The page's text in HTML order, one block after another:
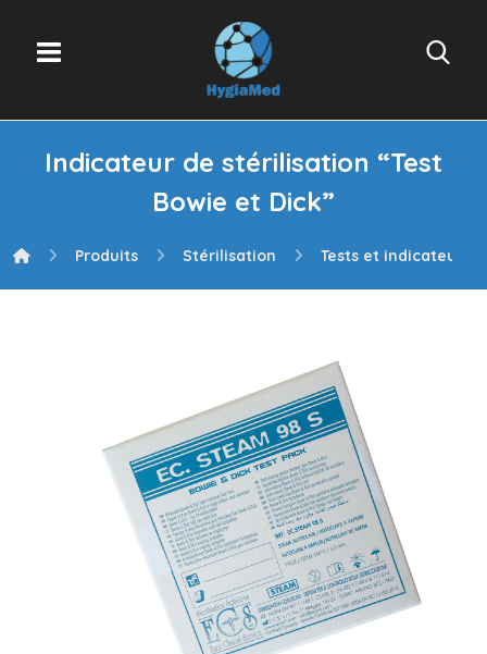
Indicateur de stérilisation “Test
Bowie et Dick”
Produits Stérilisation Tests et indicateurs